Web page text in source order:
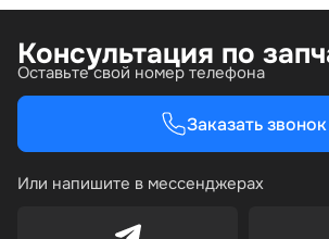
Консультация по
Оставьте свой номер телефона
Заказать звонок
Или напишите в мессенджерах